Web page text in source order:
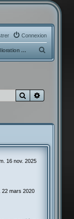
Connexion
Amélioration - Construction
e
e
Rechercher
16 nov. 2025
22 mars 2020